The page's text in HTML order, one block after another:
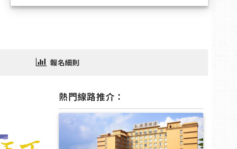
報名細則
熱門線路推介：